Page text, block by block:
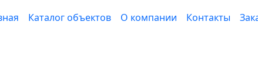
Каталог объектов О компании Контакты